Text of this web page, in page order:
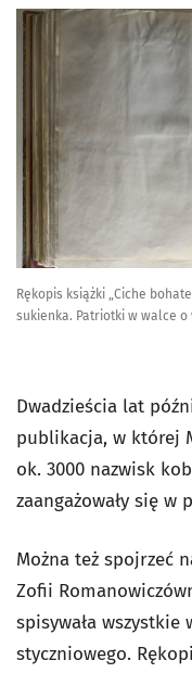
Rękopis książki „Ciche
sukienka. Patriotki w walce o
Dwadzieścia lat
publikacja, w której
ok. 3000 nazwisk
zaangażowały się w
Można też spojrzeć
Zofii
spisywała
styczniowego.